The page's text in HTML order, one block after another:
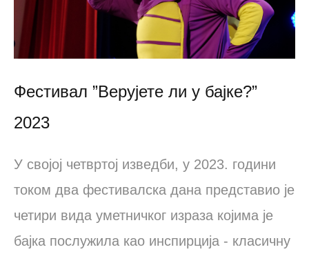
Фестивал ”Верујете ли у бајке?”
2023
У својој четвртој изведби, у 2023. години
током два фестивалска дана представио је
четири вида уметничког израза којима је
бајка послужила као инспирција - класичну